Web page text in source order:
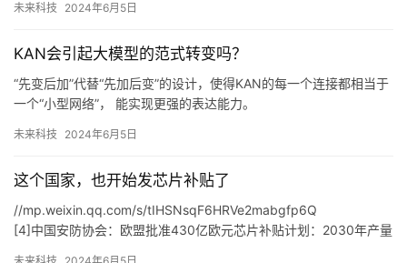
苹果发布会留下过很多「名场面」，初代iPad发布会的末尾就是一
华尔街日报也在唱衰，认为“AI工具创新步伐正在放缓，实用性有
首先，互联网上已经没有更多额外的数据供人工智能模型收集、训
练。
03、
发展方向，那么还有另外一群人试图从根本上颠覆影视行业的生产
但分歧点正在于此，电影公司希望通过使用AI技术来降低成本，但
未来科技 2024年6月5日
KAN会引起大模型的范式转变吗？
“先变后加”代替“先加后变”的设计，使得KAN的每一个连接都相当于
一个“小型网络”， 能实现更强的表达能力。
理，将上述创新网络泛化到任意宽度和深度，并以科学发现为目标
KAN与MLP的对照表：
KAN使神经元之间的非线性转变更加细粒度和多样化。
未来科技 2024年6月5日
这个国家，也开始发芯片补贴了
//mp.weixin.qq.com/s/tIHSNsqF6HRVe2mabgfp6Q
[4]中国安防协会：欧盟批准430亿欧元芯片补贴计划：2030年产量